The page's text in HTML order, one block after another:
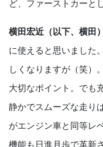
ど、ファーストカーと
横田宏近（以下、横田）
に使えると思いました
しくなりますが（笑）
大切なポイント。でも
静かでスムーズな走り
がエンジン車と同等レ
機能も日進月歩で革新